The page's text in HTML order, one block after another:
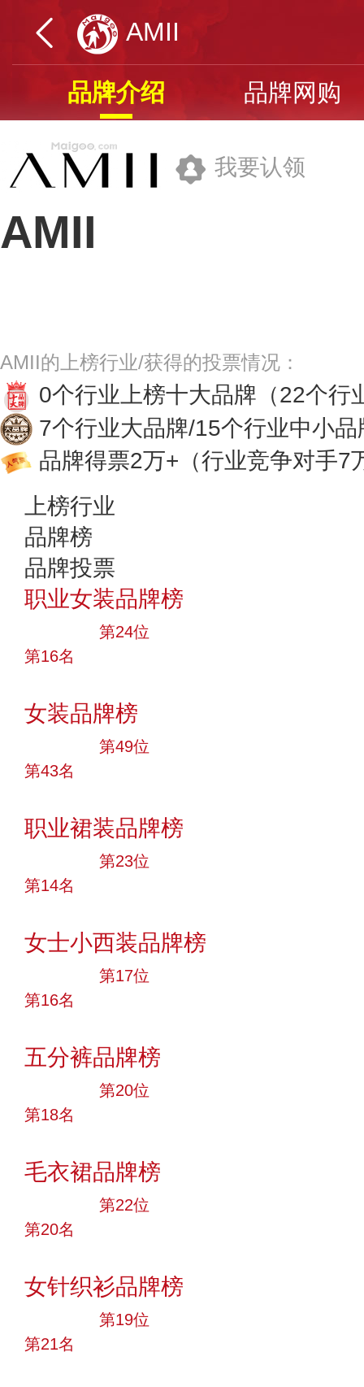
AMII
品牌介绍 品牌网购
我要认领
AMII
AMII的上榜行业/获得的投票情况：
0个行业上榜十大品牌 （22个行
7个行业大品牌/15个行业中小品
品牌得票2万+ （行业竞争对手7
上榜行业
品牌榜
品牌投票
职业女装品牌榜
第24位
第16名
女装品牌榜
第49位
第43名
职业裙装品牌榜
第23位
第14名
女士小西装品牌榜
第17位
第16名
五分裤品牌榜
第20位
第18名
毛衣裙品牌榜
第22位
第20名
女针织衫品牌榜
第19位
第21名